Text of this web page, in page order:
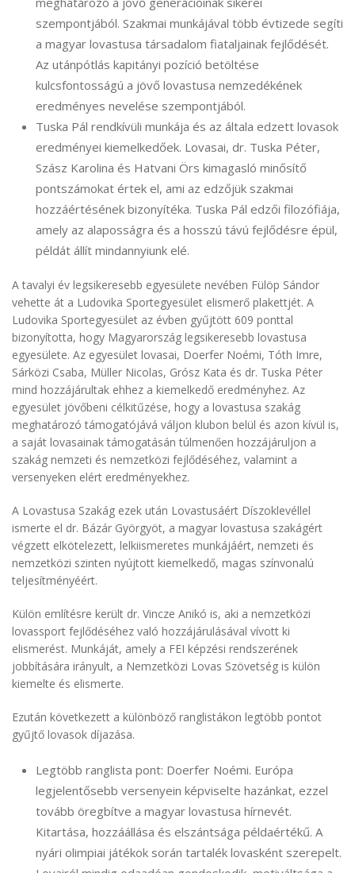
szempontjából. Szakmai munkájával több évtizede segíti
a magyar lovastusa társadalom fiataljainak fejlődését.
Az utánpótlás kapitányi pozíció betöltése
kulcsfontosságú a jövő lovastusa nemzedékének
eredményes nevelése szempontjából.
Tuska Pál rendkívüli munkája és az általa edzett lovasok
eredményei kiemelkedőek. Lovasai, dr. Tuska Péter,
Szász Karolina és Hatvani Örs kimagasló minősítő
pontszámokat értek el, ami az edzőjük szakmai
hozzáértésének bizonyítéka. Tuska Pál edzői filozófiája,
amely az alaposságra és a hosszú távú fejlődésre épül,
példát állít mindannyiunk elé.
A tavalyi év legsikeresebb egyesülete nevében Fülöp Sándor
vehette át a Ludovika Sportegyesület elismerő plakettjét. A
Ludovika Sportegyesület az évben gyűjtött 609 ponttal
bizonyította, hogy Magyarország legsikeresebb lovastusa
egyesülete. Az egyesület lovasai, Doerfer Noémi, Tóth Imre,
Sárközi Csaba, Müller Nicolas, Grósz Kata és dr. Tuska Péter
mind hozzájárultak ehhez a kiemelkedő eredményhez. Az
egyesület jövőbeni célkitűzése, hogy a lovastusa szakág
meghatározó támogatójává váljon klubon belül és azon kívül is,
a saját lovasainak támogatásán túlmenően hozzájáruljon a
szakág nemzeti és nemzetközi fejlődéséhez, valamint a
versenyeken elért eredményekhez.
A Lovastusa Szakág ezek után Lovastusáért Díszoklevéllel
ismerte el dr. Bázár Györgyöt, a magyar lovastusa szakágért
végzett elkötelezett, lelkiismeretes munkájáért, nemzeti és
nemzetközi szinten nyújtott kiemelkedő, magas színvonalú
teljesítményéért.
Külön említésre került dr. Vincze Anikó is, aki a nemzetközi
lovassport fejlődéséhez való hozzájárulásával vívott ki
elismerést. Munkáját, amely a FEI képzési rendszerének
jobbítására irányult, a Nemzetközi Lovas Szövetség is külön
kiemelte és elismerte.
Ezután következett a különböző ranglistákon legtöbb pontot
gyűjtő lovasok díjazása.
Legtöbb ranglista pont: Doerfer Noémi. Európa
legjelentősebb versenyein képviselte hazánkat, ezzel
tovább öregbítve a magyar lovastusa hírnevét.
Kitartása, hozzáállása és elszántsága példaértékű. A
nyári olimpiai játékok során tartalék lovasként szerepelt.